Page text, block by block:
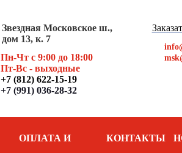
Звездная Московское ш.,
дом 13, к. 7
Пн-Чт с 9:00 до 18:00
Пт-Вс - выходные
+7 (812) 622-15-19
+7 (991) 036-28-32
ОПЛАТА И КОНТАКТЫ